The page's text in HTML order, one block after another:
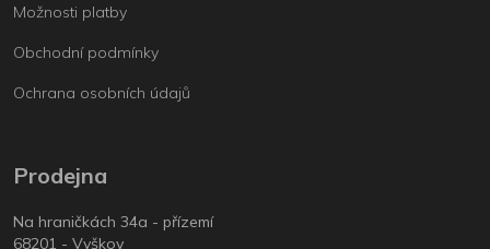
Možnosti platby
Obchodní podmínky
Ochrana osobních údajů
Prodejna
Na hraničkách 34a - přízemí
68201 - Vyškov